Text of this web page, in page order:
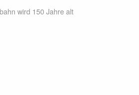
wird 150 Jahre alt